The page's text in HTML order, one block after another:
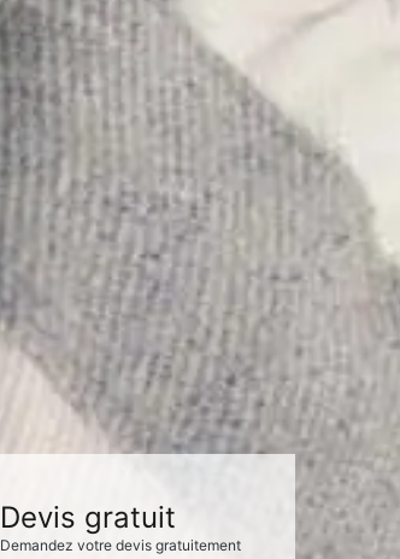
Devis gratuit
Demandez votre devis gratuitement